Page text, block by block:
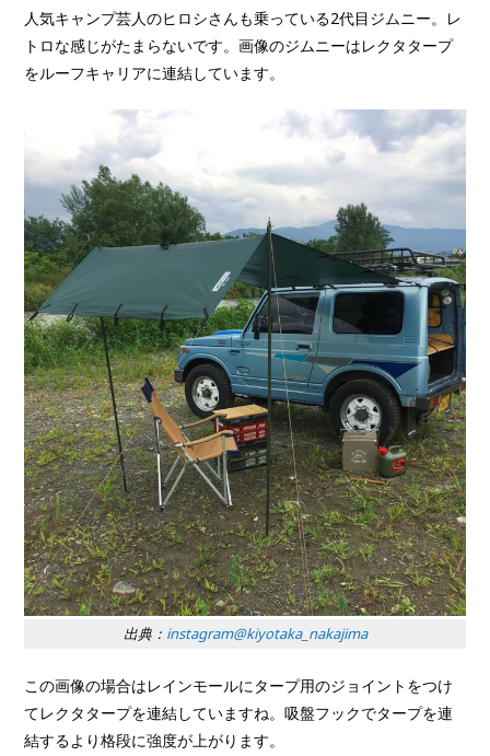
人気キャンプ芸人のヒロシさんも乗っている2代目ジムニー。レ
トロな感じがたまらないです。画像のジムニーはレクタタープ
をルーフキャリアに連結しています。
出典： instagram@kiyotaka_nakajima
この画像の場合はレインモールにタープ用のジョイントをつけ
てレクタタープを連結していますね。吸盤フックでタープを連
結するより格段に強度が上がります。